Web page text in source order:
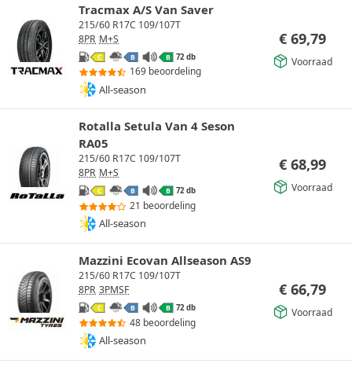
Tracmax A/S Van Saver
215/60 R17C 109/107T
8PR M+S
C B B 72 db
169 beoordeling
All-season
€ 69,79
Voorraad
Rotalla Setula Van 4 Seson
RA05
215/60 R17C 109/107T
8PR M+S
C B B 72 db
21 beoordeling
All-season
€ 68,99
Voorraad
Mazzini Ecovan Allseason AS9
215/60 R17C 109/107T
8PR 3PMSF
C B B 72 db
48 beoordeling
All-season
€ 66,79
Voorraad